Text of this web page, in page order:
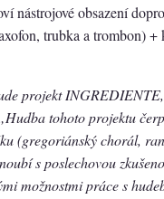
nástrojové obsazení
trubka a trombon) +
projekt
tohoto projektu
(gregoriánský chorál,
s poslechovou
možnostmi práce s